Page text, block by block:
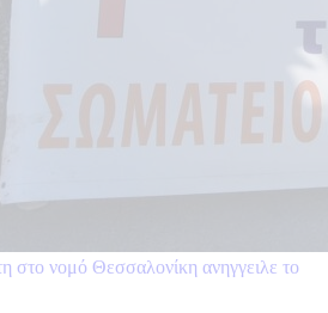
στο νομό Θεσσαλονίκη ανηγγειλε το